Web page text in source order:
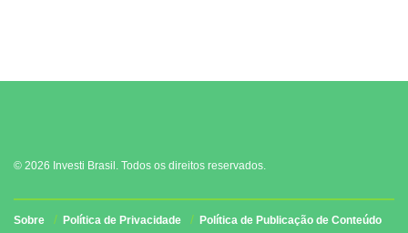
© 2026 Investi Brasil. Todos os direitos reservados.
Sobre Política de Privacidade Política de Publicação de Conteúdo